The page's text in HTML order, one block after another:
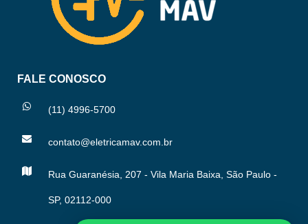
FALE CONOSCO
(11) 4996-5700
contato@eletricamav.com.br
Rua Guaranésia, 207 - Vila Maria Baixa, São Paulo -
SP, 02112-000